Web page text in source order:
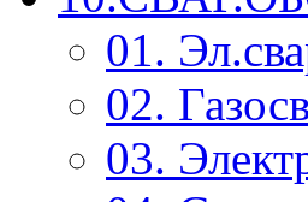
01.
02.
03.